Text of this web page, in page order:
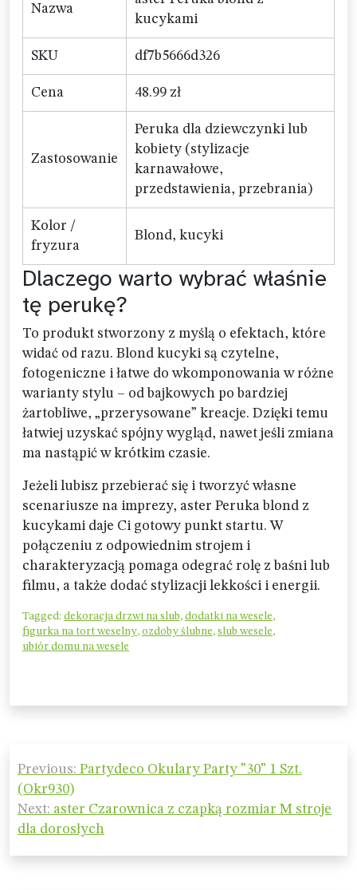
Nazwa
kucykami
SKU df7b5666d326
Cena 48.99 zł
Zastosowanie
Peruka dla dziewczynki lub
kobiety (stylizacje
karnawałowe,
przedstawienia, przebrania)
Kolor /
fryzura
Blond, kucyki
Dlaczego warto wybrać właśnie
tę perukę?
To produkt stworzony z myślą o efektach, które
widać od razu. Blond kucyki są czytelne,
fotogeniczne i łatwe do wkomponowania w różne
warianty stylu – od bajkowych po bardziej
żartobliwe, „przerysowane” kreacje. Dzięki temu
łatwiej uzyskać spójny wygląd, nawet jeśli zmiana
ma nastąpić w krótkim czasie.
Jeżeli lubisz przebierać się i tworzyć własne
scenariusze na imprezy, aster Peruka blond z
kucykami daje Ci gotowy punkt startu. W
połączeniu z odpowiednim strojem i
charakteryzacją pomaga odegrać rolę z baśni lub
filmu, a także dodać stylizacji lekkości i energii.
Tagged: dekoracja drzwi na slub, dodatki na wesele,
figurka na tort weselny, ozdoby ślubne, slub wesele,
ubiór domu na wesele
Nawigacja
wpisu
Previous: Partydeco Okulary Party ”30” 1 Szt.
(Okr930)
Next: aster Czarownica z czapką rozmiar M stroje
dla dorosłych